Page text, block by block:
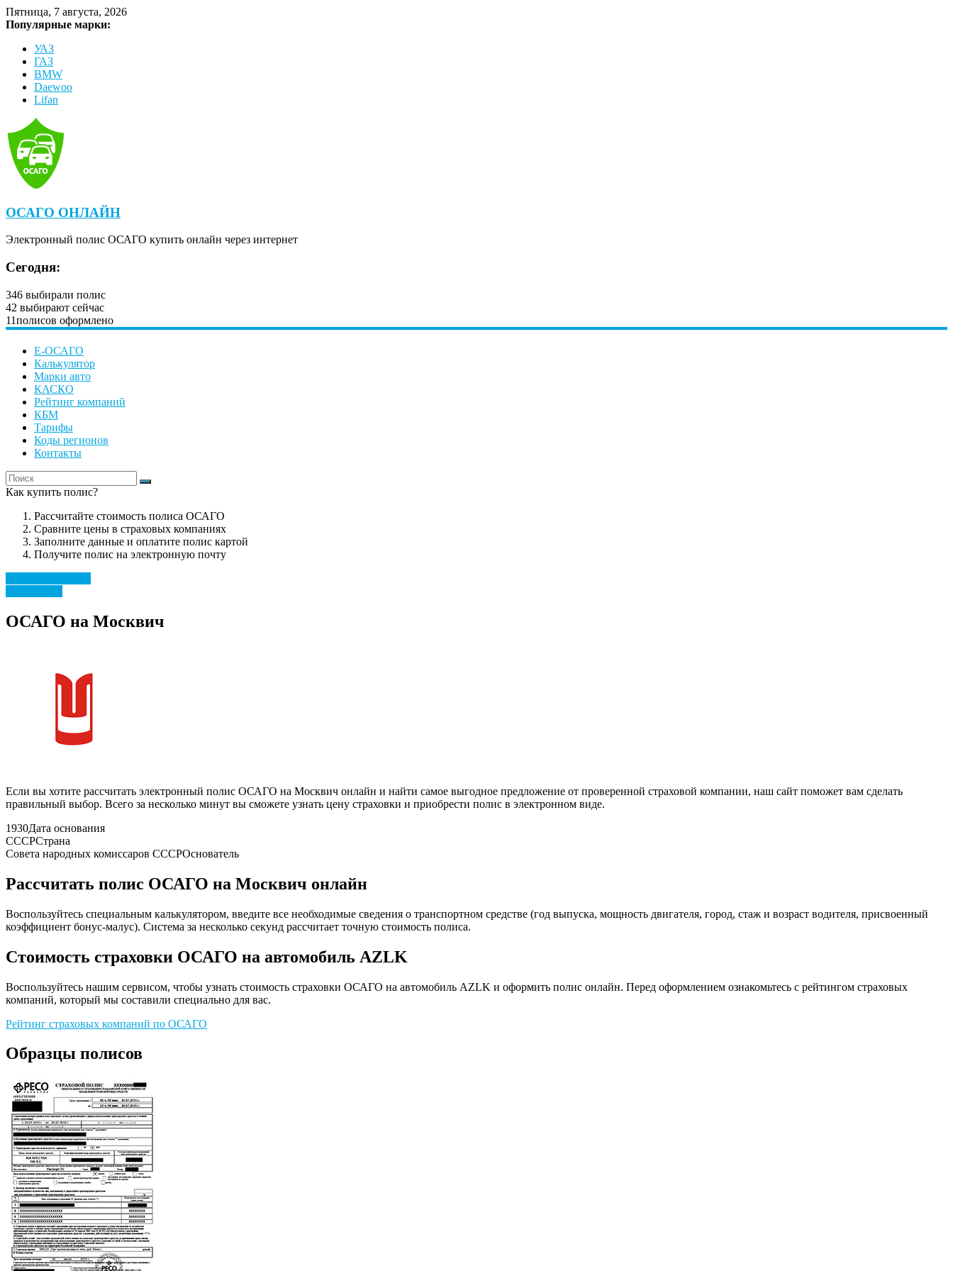
Пятница, 7 августа, 2026
Популярные марки:
УАЗ
ГАЗ
BMW
Daewoo
Lifan
ОСАГО ОНЛАЙН
Электронный полис ОСАГО купить онлайн через интернет
Сегодня:
346 выбирали полис
42 выбирают сейчас
11полисов оформлено
Е-ОСАГО
Калькулятор
Марки авто
КАСКО
Рейтинг компаний
КБМ
Тарифы
Коды регионов
Контакты
Как купить полис?
Рассчитайте стоимость полиса ОСАГО
Сравните цены в страховых компаниях
Заполните данные и оплатите полис картой
Получите полис на электронную почту
ОСАГО на Москвич
Если вы хотите рассчитать электронный полис ОСАГО на Москвич онлайн и найти самое выгодное предложение от проверенной страховой компании, наш сайт поможет вам сделать
правильный выбор. Всего за несколько минут вы сможете узнать цену страховки и приобрести полис в электронном виде.
1930Дата основания
СССРСтрана
Совета народных комиссаров СССРОснователь
Рассчитать полис ОСАГО на Москвич онлайн
Воспользуйтесь специальным калькулятором, введите все необходимые сведения о транспортном средстве (год выпуска, мощность двигателя, город, стаж и возраст водителя, присвоенный
коэффициент бонус-малус). Система за несколько секунд рассчитает точную стоимость полиса.
Стоимость страховки ОСАГО на автомобиль AZLK
Воспользуйтесь нашим сервисом, чтобы узнать стоимость страховки ОСАГО на автомобиль AZLK и оформить полис онлайн. Перед оформлением ознакомьтесь с рейтингом страховых
компаний, который мы составили специально для вас.
Рейтинг страховых компаний по ОСАГО
Образцы полисов